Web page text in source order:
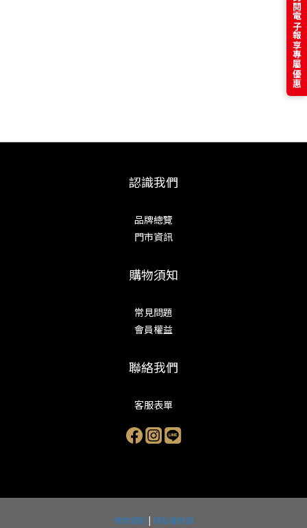
認識我們
品牌總覽
門市資訊
購物須知
常見問題
會員權益
聯絡我們
客服表單
訂閱電子報享專屬優惠
條款細則 | 隱私權政策